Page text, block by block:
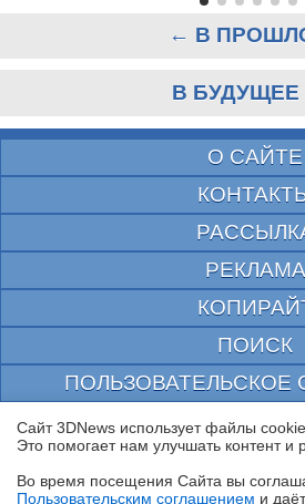
← В
В БУДУЩЕЕ
О САЙТЕ
РЕКЛАМА
ПОИСК
ПОЛЬЗОВАТЕЛЬСКОЕ
© 1997—2026 Электронное периодическое
выдано Федеральной Службой по надзору за
Сайт 3DNews использует файлы
Это помогает нам улучшать контент и
Во время посещения Cайта вы
Пользовательским соглашением и